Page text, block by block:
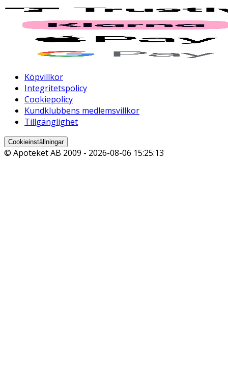
Köpvillkor
Integritetspolicy
Cookiepolicy
Kundklubbens medlemsvillkor
Tillgänglighet
Cookieinställningar
© Apoteket AB 2009 - 2026-08-06 15:25:13